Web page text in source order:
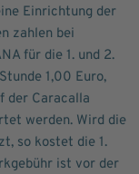
Einrichtung der
zahlen bei
für die 1. und 2.
1,00 Euro,
der Caracalla
werden. Wird die
so kostet die 1.
ist vor der